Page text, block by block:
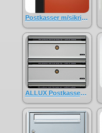
Postkasser m/sikring
ALLUX Postkasseanlæg